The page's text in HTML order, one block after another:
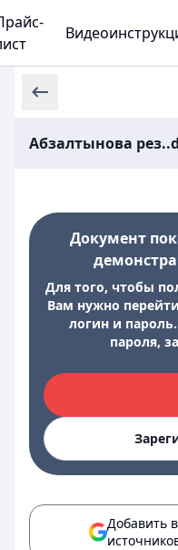
Абзалтынова
Документ
Для того, чтобы
Вам нужно
логин и
пароля,
Добавить